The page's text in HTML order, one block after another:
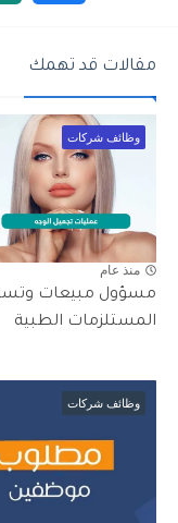
مقالات قد تهمك
وظائف شركات
منذ عام
مسؤول مبيعات
المستلزمات الطبية
وظائف شركات